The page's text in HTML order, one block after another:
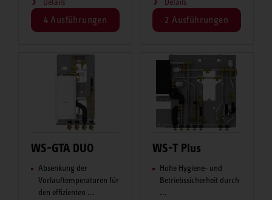
4 Ausführungen 2 Ausführungen
WS-GTA DUO
Absenkung der
Vorlauftemperaturen für
den effizienten ...
WS-T Plus
Hohe Hygiene- und
Betriebssicherheit durch
...